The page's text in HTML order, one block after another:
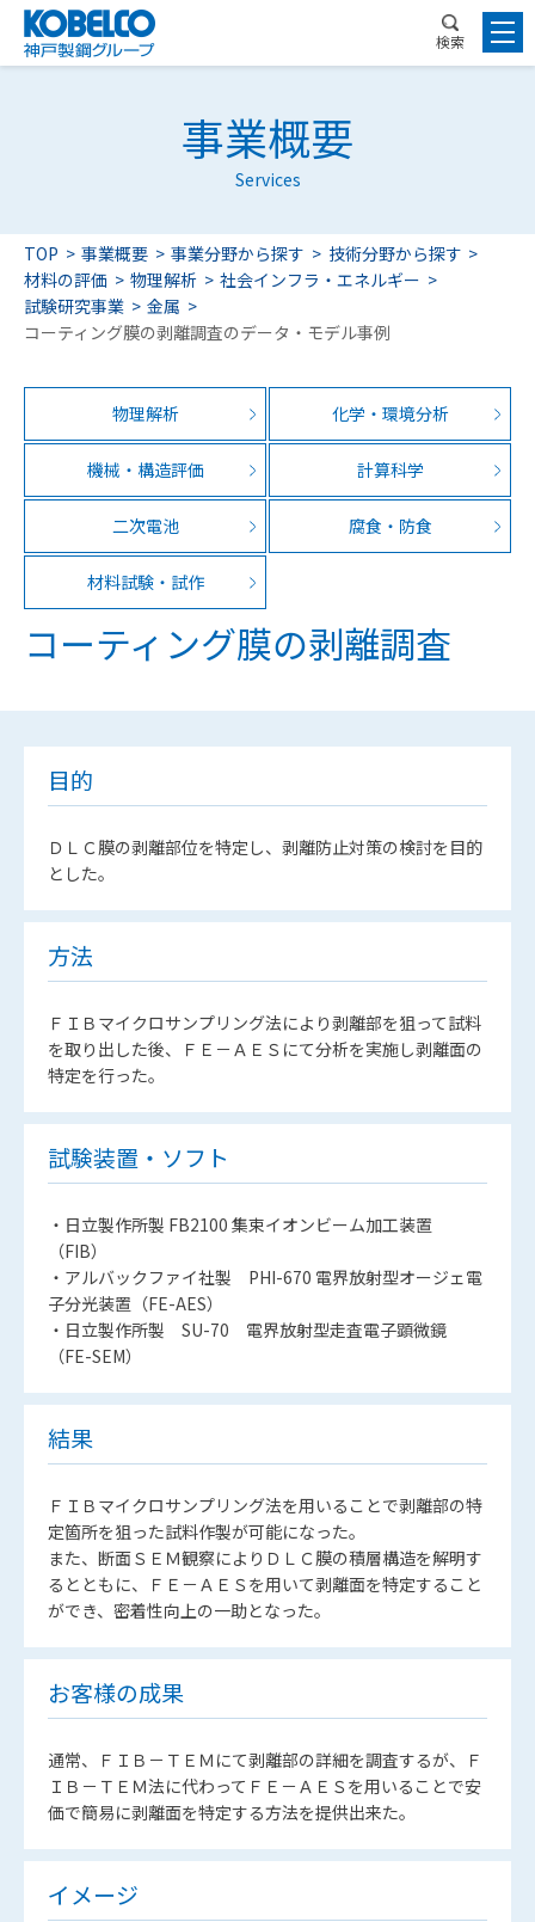
検索
事業概要
Services
TOP 事業概要 事業分野から探す
技術分野から探す
材料の評価
物理解析
社会インフラ・エネルギー
試験研究事業
金属
コーティング膜の剥離調査のデータ・モデル事例
物理解析 化学・環境分析
機械・構造評価 計算科学
二次電池 腐食・防食
材料試験・試作
コーティング膜の剥離調査
目的
ＤＬＣ膜の剥離部位を特定し、剥離防止対策の検討を目的
とした。
方法
ＦＩＢマイクロサンプリング法により剥離部を狙って試料
を取り出した後、ＦＥ－ＡＥＳにて分析を実施し剥離面の
特定を行った。
試験装置・ソフト
・日立製作所製 FB2100 集束イオンビーム加工装置
（FIB）
・アルバックファイ社製 PHI-670 電界放射型オージェ電
子分光装置（FE-AES）
・日立製作所製 SU-70 電界放射型走査電子顕微鏡
（FE-SEM）
結果
ＦＩＢマイクロサンプリング法を用いることで剥離部の特
定箇所を狙った試料作製が可能になった。
また、断面ＳＥＭ観察によりＤＬＣ膜の積層構造を解明す
るとともに、ＦＥ－ＡＥＳを用いて剥離面を特定すること
ができ、密着性向上の一助となった。
お客様の成果
通常、ＦＩＢ－ＴＥＭにて剥離部の詳細を調査するが、Ｆ
ＩＢ－ＴＥＭ法に代わってＦＥ－ＡＥＳを用いることで安
価で簡易に剥離面を特定する方法を提供出来た。
イメージ